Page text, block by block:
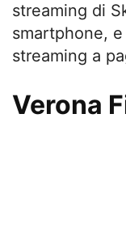
streaming di
smartphone, e
streaming a
Verona